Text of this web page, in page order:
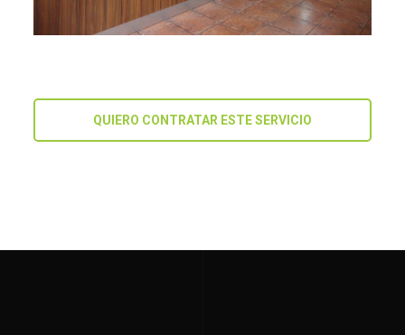
QUIERO CONTRATAR ESTE SERVICIO